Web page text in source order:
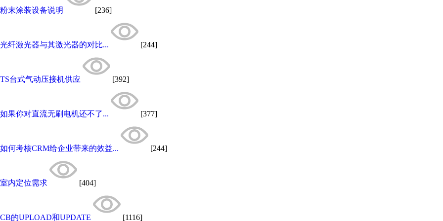
粉末涂装设备说明 [236]
光纤激光器与其激光器的对比... [244]
TS台式气动压接机供应 [392]
如果你对直流无刷电机还不了... [377]
如何考核CRM给企业带来的效益... [244]
室内定位需求 [404]
CB的UPLOAD和UPDATE [1116]